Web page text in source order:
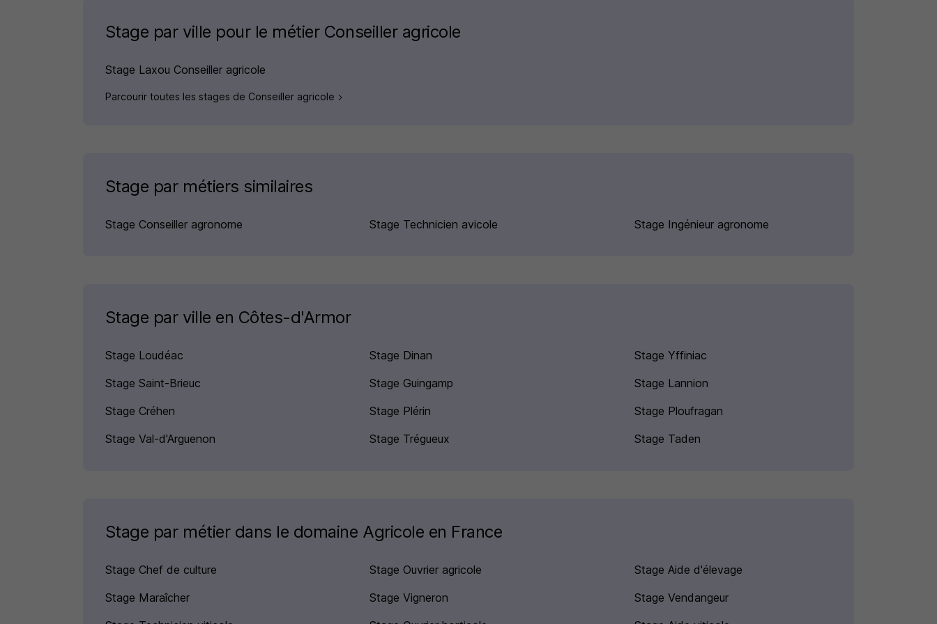
Stage par ville pour le métier Conseiller agricole
Stage Laxou Conseiller agricole
Parcourir toutes les stages de Conseiller agricole
Stage par métiers similaires
Stage Conseiller agronome Stage Technicien avicole Stage Ingénieur agronome
Stage par ville en Côtes-d'Armor
Stage Loudéac Stage Dinan
Stage Yffiniac
Stage Saint-Brieuc
Stage Guingamp
Stage Lannion
Stage Créhen
Stage Plérin
Stage Ploufragan
Stage Val-d'Arguenon
Stage Trégueux Stage Taden
Stage par métier dans le domaine Agricole en France
Stage Chef de culture Stage Ouvrier agricole
Stage Aide d'élevage
Stage Maraîcher
Stage Vigneron
Stage Vendangeur